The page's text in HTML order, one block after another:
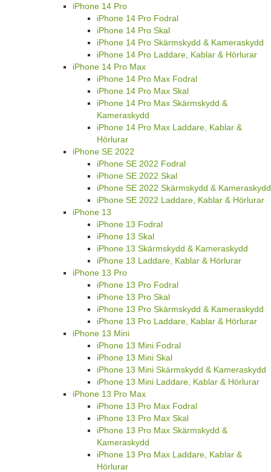
iPhone 14 Pro
iPhone 14 Pro Fodral
iPhone 14 Pro Skal
iPhone 14 Pro Skärmskydd & Kameraskydd
iPhone 14 Pro Laddare, Kablar & Hörlurar
iPhone 14 Pro Max
iPhone 14 Pro Max Fodral
iPhone 14 Pro Max Skal
iPhone 14 Pro Max Skärmskydd &
Kameraskydd
iPhone 14 Pro Max Laddare, Kablar &
Hörlurar
iPhone SE 2022
iPhone SE 2022 Fodral
iPhone SE 2022 Skal
iPhone SE 2022 Skärmskydd & Kameraskydd
iPhone SE 2022 Laddare, Kablar & Hörlurar
iPhone 13
iPhone 13 Fodral
iPhone 13 Skal
iPhone 13 Skärmskydd & Kameraskydd
iPhone 13 Laddare, Kablar & Hörlurar
iPhone 13 Pro
iPhone 13 Pro Fodral
iPhone 13 Pro Skal
iPhone 13 Pro Skärmskydd & Kameraskydd
iPhone 13 Pro Laddare, Kablar & Hörlurar
iPhone 13 Mini
iPhone 13 Mini Fodral
iPhone 13 Mini Skal
iPhone 13 Mini Skärmskydd & Kameraskydd
iPhone 13 Mini Laddare, Kablar & Hörlurar
iPhone 13 Pro Max
iPhone 13 Pro Max Fodral
iPhone 13 Pro Max Skal
iPhone 13 Pro Max Skärmskydd &
Kameraskydd
iPhone 13 Pro Max Laddare, Kablar &
Hörlurar